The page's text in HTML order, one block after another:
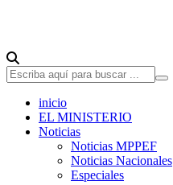
inicio
EL MINISTERIO
Noticias
Noticias MPPEF
Noticias Nacionales
Especiales